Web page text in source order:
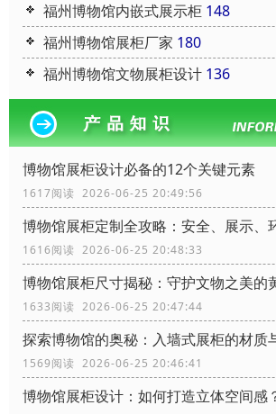
福州博物馆内嵌式展示柜 148
福州博物馆展柜厂家 180
福州博物馆文物展柜设计 136
博物馆展柜设计必备的12个关键元素
1617阅读 2026-06-25 20:49:56
博物馆展柜定制全攻略：安全、展示、
1616阅读 2026-06-25 20:48:33
1633阅读 2026-06-25 20:47:44
探索博物馆的奥秘：入墙式展柜的材质
1569阅读 2026-06-25 20:46:41
博物馆展柜设计：如何打造立体空间感